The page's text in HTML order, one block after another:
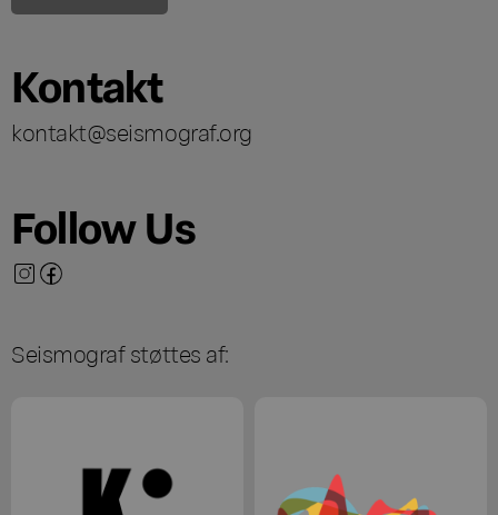
Kontakt
kontakt@seismograf.org
Follow Us
Seismograf støttes af: